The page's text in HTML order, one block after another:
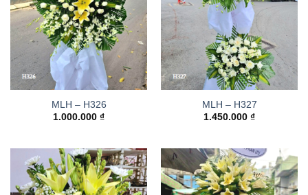
MLH – H326
1.000.000 ₫
MLH – H327
1.450.000 ₫